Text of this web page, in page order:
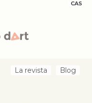
Blog
La revista
CAS